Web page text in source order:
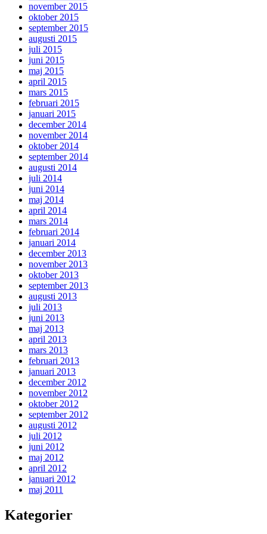
november 2015
oktober 2015
september 2015
augusti 2015
juli 2015
juni 2015
maj 2015
april 2015
mars 2015
februari 2015
januari 2015
december 2014
november 2014
oktober 2014
september 2014
augusti 2014
juli 2014
juni 2014
maj 2014
april 2014
mars 2014
februari 2014
januari 2014
december 2013
november 2013
oktober 2013
september 2013
augusti 2013
juli 2013
juni 2013
maj 2013
april 2013
mars 2013
februari 2013
januari 2013
december 2012
november 2012
oktober 2012
september 2012
augusti 2012
juli 2012
juni 2012
maj 2012
april 2012
januari 2012
maj 2011
Kategorier